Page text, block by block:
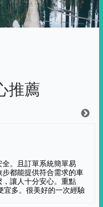
推薦
。且訂單系統簡單易
都能提供符合需求的車
讓人十分安心。重點
宜多。很美好的一次經驗